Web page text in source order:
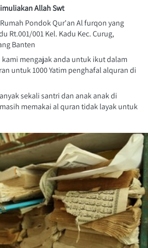
Allah Swt
Pondok Qur'an Al furqon yang
Rt.001/001 Kel. Kadu Kec. Curug,
Banten
mengajak anda untuk ikut dalam
untuk 1000 Yatim penghafal alquran di
sekali santri dan anak anak di
memakai al quran tidak layak untuk